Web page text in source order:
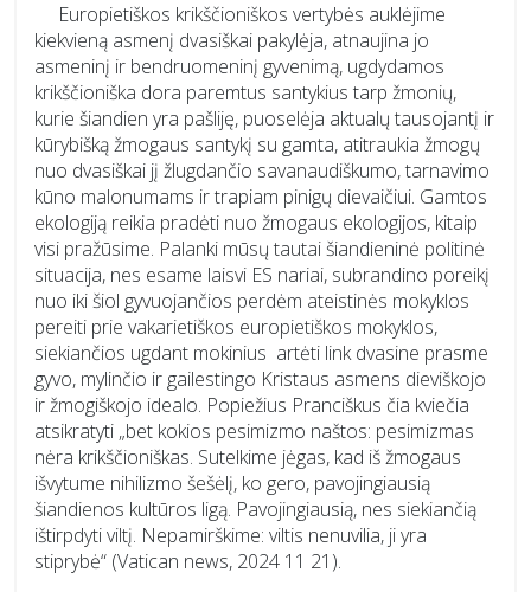
Europietiškos krikščioniškos vertybės auklėjime
kiekvieną asmenį dvasiškai pakylėja, atnaujina jo
asmeninį ir bendruomeninį gyvenimą, ugdydamos
krikščioniška dora paremtus santykius tarp žmonių,
kurie šiandien yra pašliję, puoselėja aktualų tausojantį ir
kūrybišką žmogaus santykį su gamta, atitraukia žmogų
nuo dvasiškai jį žlugdančio savanaudiškumo, tarnavimo
kūno malonumams ir trapiam pinigų dievaičiui. Gamtos
ekologiją reikia pradėti nuo žmogaus ekologijos, kitaip
visi pražūsime. Palanki mūsų tautai šiandieninė politinė
situacija, nes esame laisvi ES nariai, subrandino poreikį
nuo iki šiol gyvuojančios perdėm ateistinės mokyklos
pereiti prie vakarietiškos europietiškos mokyklos,
siekiančios ugdant mokinius artėti link dvasine prasme
gyvo, mylinčio ir gailestingo Kristaus asmens dieviškojo
ir žmogiškojo idealo. Popiežius Pranciškus čia kviečia
atsikratyti „bet kokios pesimizmo naštos: pesimizmas
nėra krikščioniškas. Sutelkime jėgas, kad iš žmogaus
išvytume nihilizmo šešėlį, ko gero, pavojingiausią
šiandienos kultūros ligą. Pavojingiausią, nes siekiančią
ištirpdyti viltį. Nepamirškime: viltis nenuvilia, ji yra
stiprybė“ (Vatican news, 2024 11 21).